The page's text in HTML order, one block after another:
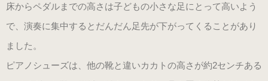
床からペダルまでの高さは子どもの小さな足にとって高いよう
で、演奏に集中するとだんだん足先が下がってくることがあり
ました。
ピアノシューズは、他の靴と違いカカトの高さが約2センチある